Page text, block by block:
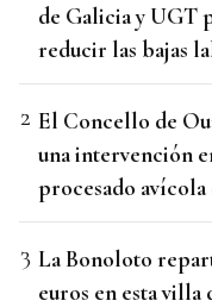
de Galicia y UGT
reducir las bajas
El Concello de
una intervención
procesado
La Bonoloto
euros en esta